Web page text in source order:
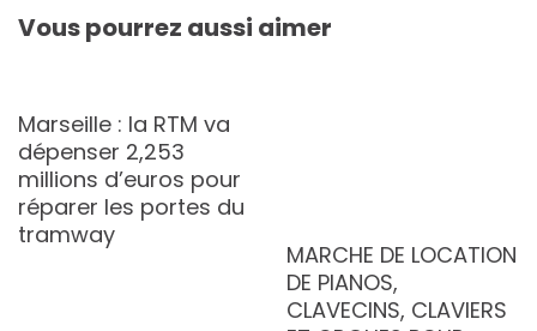
Vous pourrez aussi aimer
Marseille : la RTM va
dépenser 2,253
millions d’euros pour
réparer les portes du
tramway
MARCHE DE LOCATION
DE PIANOS,
CLAVECINS, CLAVIERS